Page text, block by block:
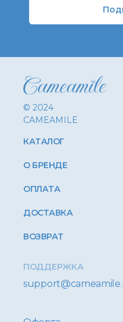
© 2024
CAMEAMILE
ВОЗВРАТ
ДОСТАВКА
ОПЛАТА
О БРЕНДЕ
КАТАЛОГ
ПОДДЕРЖКА